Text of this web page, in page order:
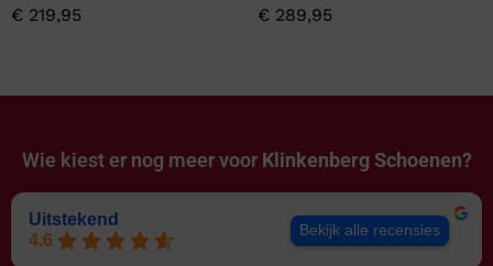
€ 219,95 € 289,95
Wie kiest er nog meer voor Klinkenberg Schoenen?
Uitstekend
4.6
Bekijk alle recensies